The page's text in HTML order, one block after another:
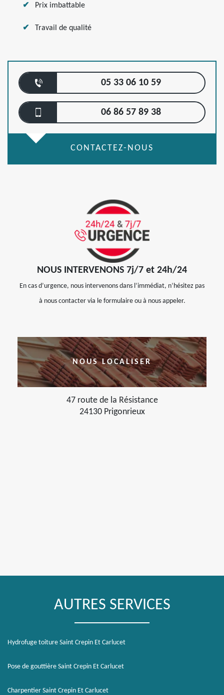
Prix imbattable
Travail de qualité
05 33 06 10 59
06 86 57 89 38
CONTACTEZ-NOUS
NOUS INTERVENONS 7j/7 et 24h/24
En cas d’urgence, nous intervenons dans l’immédiat, n’hésitez pas
à nous contacter via le formulaire ou à nous appeler.
NOUS LOCALISER
47 route de la Résistance
24130 Prigonrieux
AUTRES SERVICES
Hydrofuge toiture Saint Crepin Et Carlucet
Pose de gouttière Saint Crepin Et Carlucet
Charpentier Saint Crepin Et Carlucet